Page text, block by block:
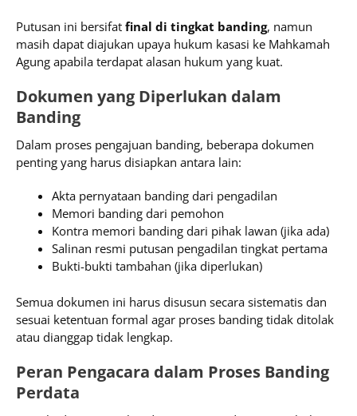
Putusan ini bersifat final di tingkat banding, namun
masih dapat diajukan upaya hukum kasasi ke Mahkamah
Agung apabila terdapat alasan hukum yang kuat.
Dokumen yang Diperlukan dalam
Banding
Dalam proses pengajuan banding, beberapa dokumen
penting yang harus disiapkan antara lain:
Akta pernyataan banding dari pengadilan
Memori banding dari pemohon
Kontra memori banding dari pihak lawan (jika ada)
Salinan resmi putusan pengadilan tingkat pertama
Bukti-bukti tambahan (jika diperlukan)
Semua dokumen ini harus disusun secara sistematis dan
sesuai ketentuan formal agar proses banding tidak ditolak
atau dianggap tidak lengkap.
Peran Pengacara dalam Proses Banding
Perdata